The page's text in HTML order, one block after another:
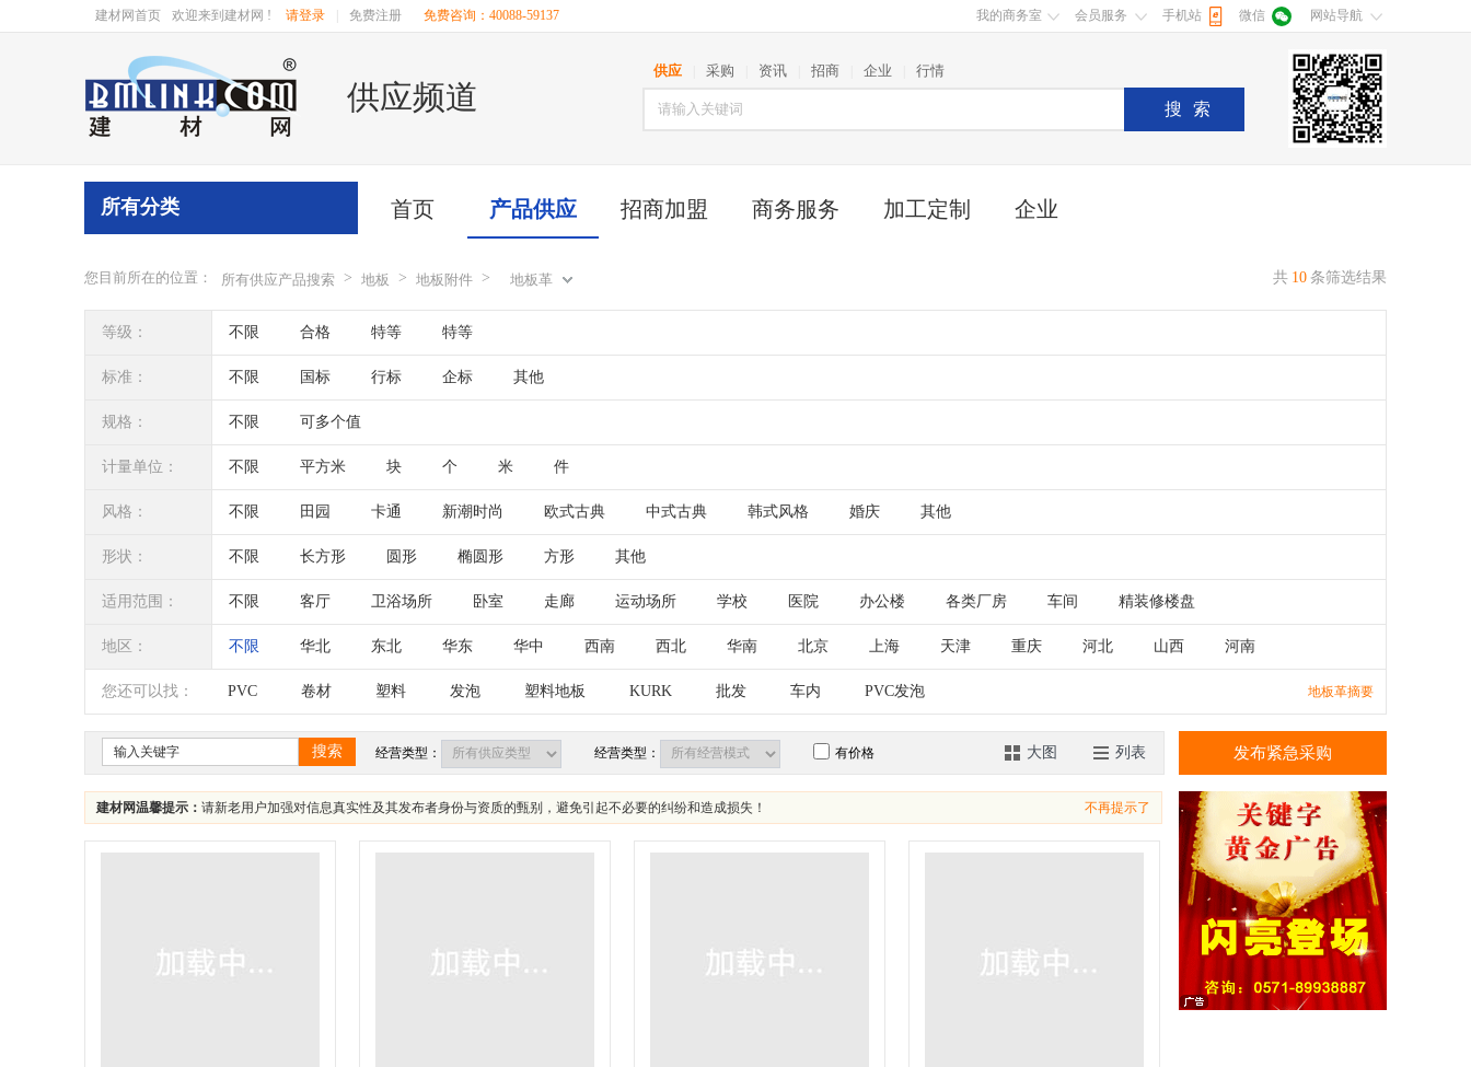
建材网首页 欢迎来到建材网 ! 请登录 免费注册 免费咨询：40088-59137 我的商务室 会员服务 手机站 微信 网站导航
供应频道
供应 采购 资讯 招商 企业 行情
搜索
首页 产品供应 招商加盟 商务服务 加工定制 企业
所有分类
您目前所在的位置： 所有供应产品搜索 > 地板 > 地板附件 > 地板革 共 10 条筛选结果
等级： 不限 合格 特等 特等
标准： 不限 国标 行标 企标 其他
规格： 不限 可多个值
计量单位： 不限 平方米 块 个 米 件
风格： 不限 田园 卡通 新潮时尚 欧式古典 中式古典 韩式风格 婚庆 其他
形状： 不限 长方形 圆形 椭圆形 方形 其他
适用范围： 不限 客厅 卫浴场所 卧室 走廊 运动场所 学校 医院 办公楼 各类厂房 车间 精装修楼盘
抗菌无尘等净化空间 防静电空间 儿童房 早教中心 其他
地区： 不限 华北 东北 华东 华中 西南 西北 华南 北京 上海 天津 重庆 河北 山西 河南
辽宁 吉林 黑龙江 内蒙古 江苏 山东 安徽 湖北
四川 海南 贵州 云南 西藏 陕西 甘肃 青海 宁夏 新疆 台湾 香港 澳门
您还可以找： PVC 卷材 塑料 发泡 塑料地板 KURK 批发 车内 PVC发泡 地板革摘要
搜索 经营类型： 经营类型： 有价格 大图 列表
建材网温馨提示： 请新老用户加强对信息真实性及其发布者身份与资质的甄别，避免引起不必要的纠纷和造成损失！ 不再提示了
发布紧急采购